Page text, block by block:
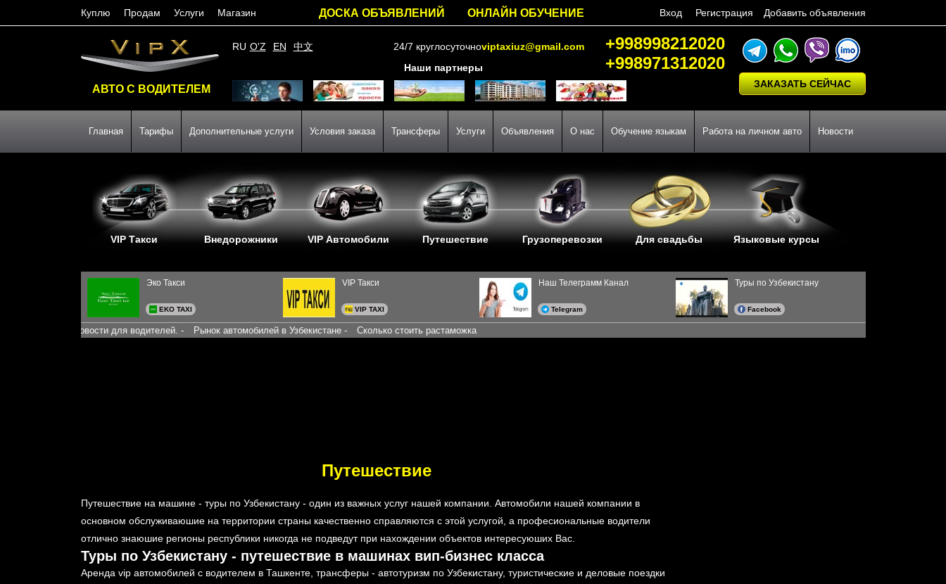
Куплю Продам Услуги Магазин ДОСКА ОБЪЯВЛЕНИЙ ОНЛАЙН ОБУЧЕНИЕ Вход Регистрация Добавить объявления
АВТО С ВОДИТЕЛЕМ
Наши партнеры
RU O'Z EN 中文 24/7 круглосуточно
+998998212020
+998971312020
viptaxiuz@gmail.com
ЗАКАЗАТЬ СЕЙЧАС
Главная Тарифы Дополнительные услуги Условия заказа Трансферы Услуги Объявления О нас Обучение языкам Работа на личном авто Новости
VIP Такси Внедорожники VIP Автомобили Путешествие Грузоперевозки Для свадьбы Языковые курсы
Эко Такси
EKO TAXI
VIP Такси
VIP TAXI
Наш Телеграмм Канал
Telegram
Туры по Узбекистану
Facebook
Новости для водителей. - Рынок автомобилей в Узбекистане - Сколько стоить растаможка
Путешествие
Путешествие на машине - туры по Узбекистану - один из важных услуг нашей компании. Автомобили нашей компании в
основном обслуживаюшие на территории страны качественно справляются с этой услугой, а професиональные водители
отлично знаюшие регионы республики никогда не подведут при нахождении объектов интересуюших Вас.
Туры по Узбекистану - путешествие в машинах вип-бизнес класса
Аренда vip автомобилей с водителем в Ташкенте, трансферы - автотуризм по Узбекистану, туристические и деловые поездки